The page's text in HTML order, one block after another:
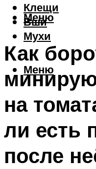
Клещи
Вши
Мухи
Меню
Меню
Как
на
ли есть
после